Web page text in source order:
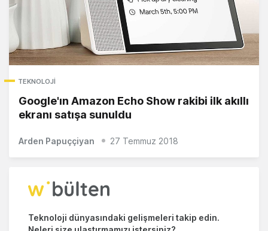
TEKNOLOJI
Google'ın Amazon Echo Show rakibi ilk akıllı
ekranı satışa sunuldu
Arden Papuççiyan 27 Temmuz 2018
Teknoloji dünyasındaki gelişmeleri takip edin.